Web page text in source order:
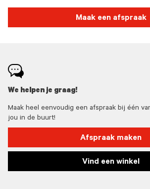
Maak een afspraak
We helpen je graag!
Maak heel eenvoudig een afspraak bij één
jou in de buurt!
Afspraak maken
Vind een winkel